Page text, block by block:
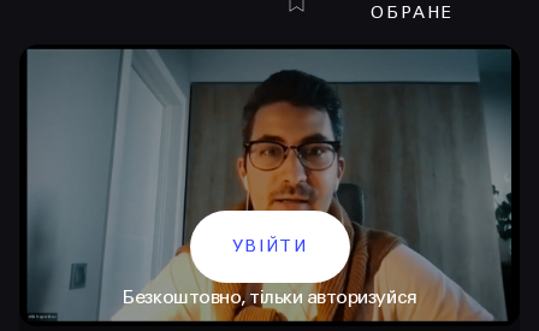
вийти
ОБРАНЕ
УВІЙТИ
Безкоштовно, тільки авторизуйся